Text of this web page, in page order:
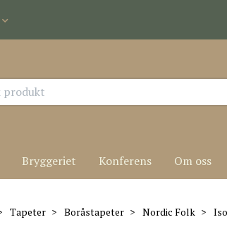
Bryggeriet Konferens Om oss
Tapeter Boråstapeter Nordic Folk